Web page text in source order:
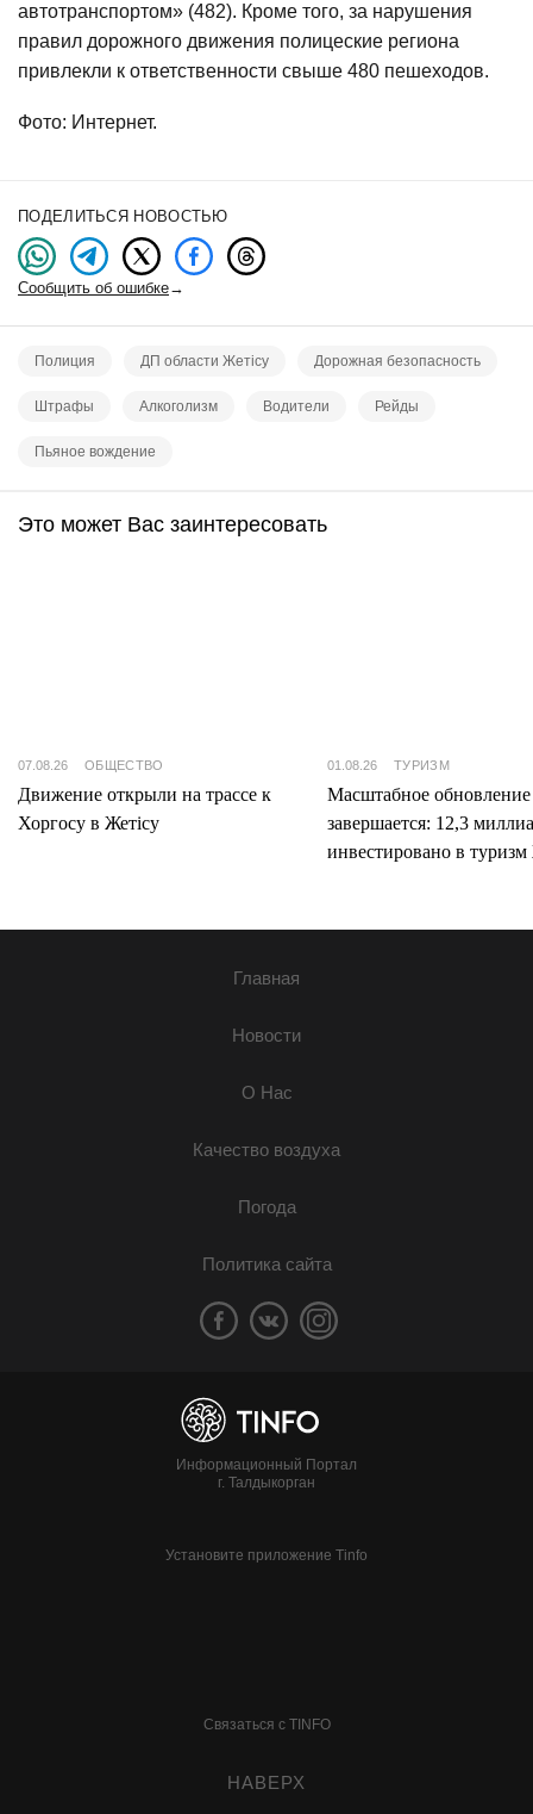
автотранспортом» (482). Кроме того, за нарушения
правил дорожного движения полицеские региона
привлекли к ответственности свыше 480 пешеходов.
Фото: Интернет.
ПОДЕЛИТЬСЯ НОВОСТЬЮ
Сообщить об ошибке→
Полиция ДП области Жетісу Дорожная безопасность
Штрафы Алкоголизм Водители Рейды
Пьяное вождение
Это может Вас заинтересовать
07.08.26 ОБЩЕСТВО
Движение открыли на трассе к
Хоргосу в Жетісу
01.08.26 ТУРИЗМ
Масштабное
завершается: 12,3
инвестировано в туризм
Главная
Новости
О Нас
Качество воздуха
Погода
Политика сайта
Информационный Портал
г. Талдыкорган
Установите приложение Tinfo
Связаться с TINFO
НАВЕРХ